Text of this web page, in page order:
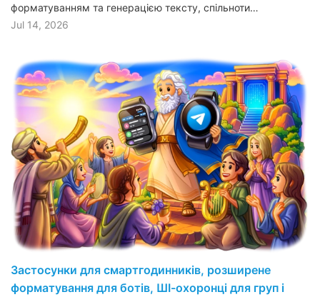
форматуванням та генерацією тексту, спільноти…
Jul 14, 2026
Застосунки для смартгодинників, розширене
форматування для ботів, ШІ-охоронці для груп і